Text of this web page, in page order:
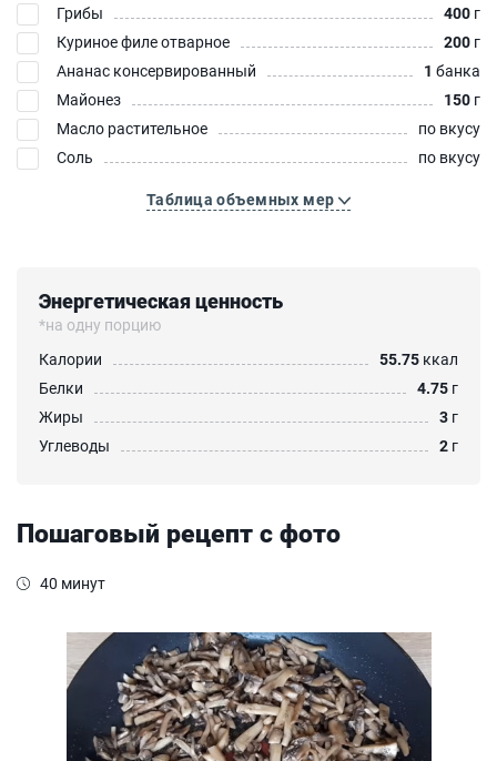
Грибы
400 г
Куриное филе отварное
200 г
Ананас консервированный
1 банка
Майонез
150 г
Масло растительное
по вкусу
Соль
по вкусу
Таблица объемных мер
Энергетическая ценность
*на одну порцию
Калории
55.75 ккал
Белки
4.75 г
Жиры
3 г
Углеводы
2 г
Пошаговый рецепт с фото
40 минут